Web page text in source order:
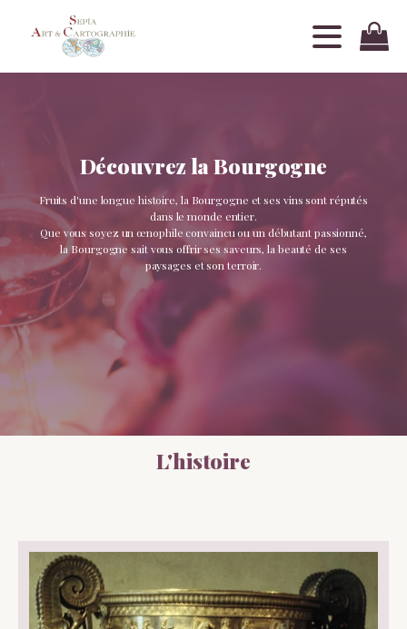
Découvrez la Bourgogne
Fruits d'une longue histoire, la Bourgogne et ses vins sont réputés
dans le monde entier.
Que vous soyez un œnophile convaincu ou un débutant passionné,
la Bourgogne sait vous offrir ses saveurs, la beauté de ses
paysages et son terroir.
L'histoire